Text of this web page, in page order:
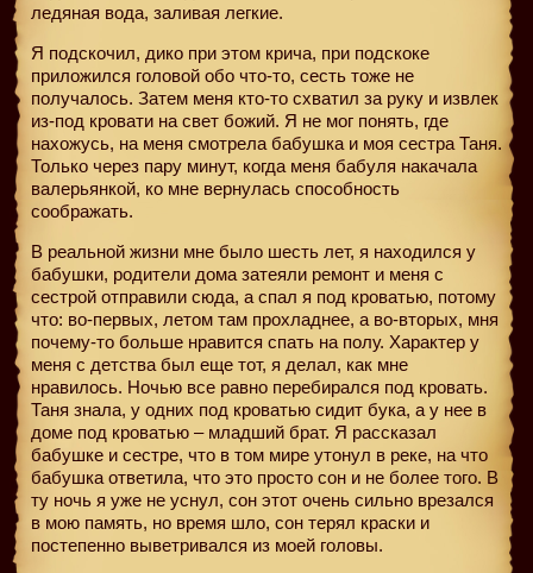
ледяная вода, заливая легкие.
Я подскочил, дико при этом крича, при подскоке
приложился головой обо что-то, сесть тоже не
получалось. Затем меня кто-то схватил за руку и извлек
из-под кровати на свет божий. Я не мог понять, где
нахожусь, на меня смотрела бабушка и моя сестра Таня.
Только через пару минут, когда меня бабуля накачала
валерьянкой, ко мне вернулась способность
соображать.
В реальной жизни мне было шесть лет, я находился у
бабушки, родители дома затеяли ремонт и меня с
сестрой отправили сюда, а спал я под кроватью, потому
что: во-первых, летом там прохладнее, а во-вторых, мня
почему-то больше нравится спать на полу. Характер у
меня с детства был еще тот, я делал, как мне
нравилось. Ночью все равно перебирался под кровать.
Таня знала, у одних под кроватью сидит бука, а у нее в
доме под кроватью – младший брат. Я рассказал
бабушке и сестре, что в том мире утонул в реке, на что
бабушка ответила, что это просто сон и не более того. В
ту ночь я уже не уснул, сон этот очень сильно врезался
в мою память, но время шло, сон терял краски и
постепенно выветривался из моей головы.